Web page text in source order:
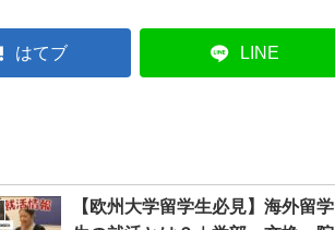
はてブ LINE
【欧州大学留学生必見】海外留学